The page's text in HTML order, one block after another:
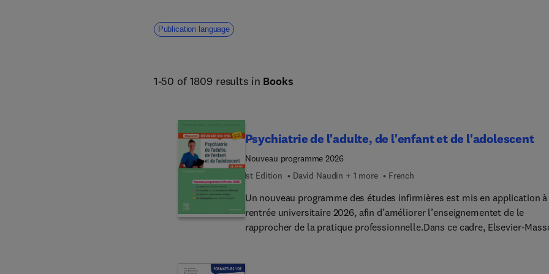
Publication language
1-50 of 1809 results in Books
Psychiatrie de l'adulte, de l'enfant et de l'adolescent
Nouveau programme 2026
1st Edition
David Naudin + 1 more French
Un nouveau programme des études infirmières est mis en application
rentrée universitaire 2026, afin d’améliorer l’enseignementet de le
rapprocher de la pratique professionnelle.Dans ce cadre, Elsevier-
thématiques du programme en abordant chaque domaine de façon